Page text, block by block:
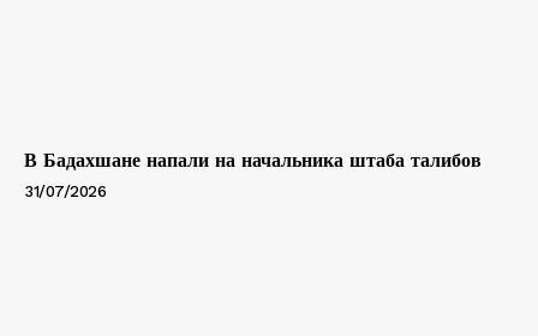
В Бадахшане напали на начальника штаба талибов
31/07/2026